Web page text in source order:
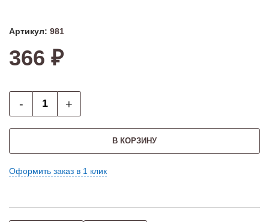
Артикул: 981
366 ₽
- +
В КОРЗИНУ
Оформить заказ в 1 клик